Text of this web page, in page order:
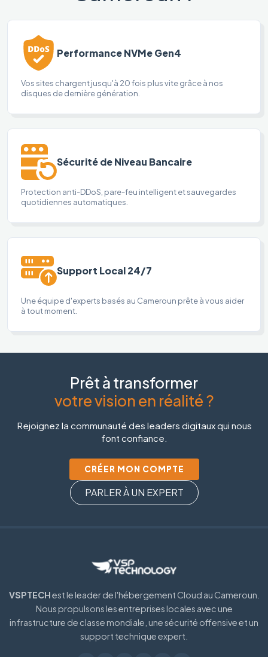
Performance NVMe Gen4
Vos sites chargent jusqu'à 20 fois plus vite grâce à nos
disques de dernière génération.
Sécurité de Niveau Bancaire
Protection anti-DDoS, pare-feu intelligent et sauvegardes
quotidiennes automatiques.
Support Local 24/7
Une équipe d'experts basés au Cameroun prête à vous aider
à tout moment.
Prêt à transformer
votre vision en réalité ?
Rejoignez la communauté des leaders digitaux qui nous
font confiance.
CRÉER MON COMPTE
PARLER À UN EXPERT
VSPTECHest le leader de l'hébergement Cloud au Cameroun.
Nous propulsons les entreprises locales avec une
infrastructure de classe mondiale, une sécurité offensive et un
support technique expert.